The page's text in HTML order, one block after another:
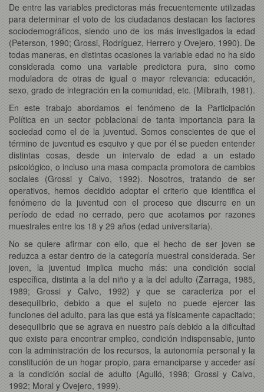
De entre las variables predictoras más frecuentemente utilizadas
para determinar el voto de los ciudadanos destacan los factores
sociodemográficos, siendo uno de los más investigados la edad
(Peterson, 1990; Grossi, Rodríguez, Herrero y Ovejero, 1990). De
todas maneras, en distintas ocasiones la variable edad no ha sido
considerada como una variable predictora pura, sino como
moduladora de otras de igual o mayor relevancia: educación,
sexo, grado de integración en la comunidad, etc. (Milbrath, 1981).
En este trabajo abordamos el fenómeno de la Participación
Política en un sector poblacional de tanta importancia para la
sociedad como el de la juventud. Somos conscientes de que el
término de juventud es esquivo y que por él se pueden entender
distintas cosas, desde un intervalo de edad a un estado
psicológico, o incluso una masa compacta promotora de cambios
sociales (Grossi y Calvo, 1992). Nosotros, tratando de ser
operativos, hemos decidido adoptar el criterio que identifica el
fenómeno de la juventud con el proceso que discurre en un
período de edad no cerrado, pero que acotamos por razones
muestrales entre los 18 y 29 años (edad universitaria).
No se quiere afirmar con ello, que el hecho de ser joven se
reduzca a estar dentro de la categoría muestral considerada. Ser
joven, la juventud implica mucho más: una condición social
específica, distinta a la del niño y a la del adulto (Zarraga, 1985,
1989; Grossi y Calvo, 1992) y que se caracteriza por el
desequilibrio, debido a que el sujeto no puede ejercer las
funciones del adulto, para las que está ya físicamente capacitado;
desequilibrio que se agrava en nuestro país debido a la dificultad
que existe para encontrar empleo, condición indispensable, junto
con la administración de los recursos, la autonomía personal y la
constitución de un hogar propio, para emanciparse y acceder así
a la condición social de adulto (Agulló, 1998; Grossi y Calvo,
1992; Moral y Ovejero, 1999).